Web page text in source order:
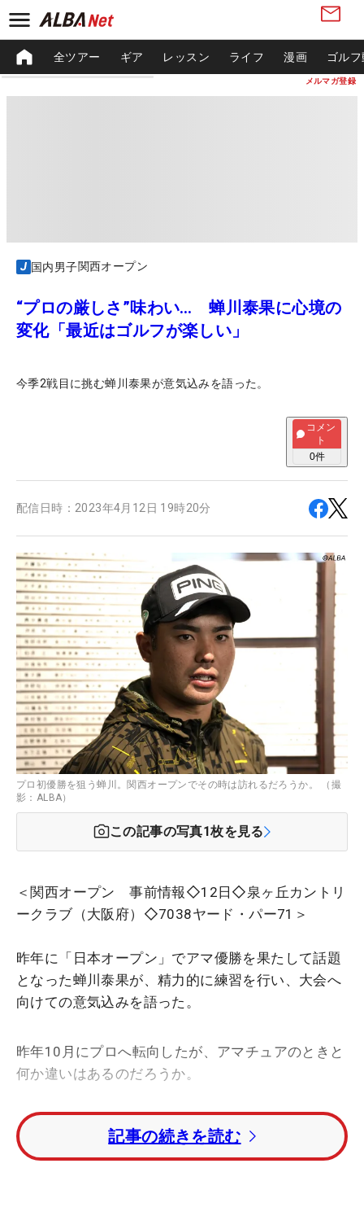
メルマガ登録
全ツアー ギア レッスン ライフ 漫画 ゴル
国内男子関西オープン
“プロの厳しさ”味わい… 蝉川泰果に心境の
変化「最近はゴルフが楽しい」
今季2戦目に挑む蝉川泰果が意気込みを語った。
コメン
ト
0件
配信日時： 2023年4月12日 19時20分
プロ初優勝を狙う蝉川。関西オープンでその時は訪れるだろうか。 （撮
影：ALBA）
この記事の写真1枚を見る
＜関西オープン 事前情報◇12日◇泉ヶ丘カントリ
ークラブ（大阪府）◇7038ヤード・パー71＞
昨年に「日本オープン」でアマ優勝を果たして話題
となった蝉川泰果が、精力的に練習を行い、大会へ
向けての意気込みを語った。
昨年10月にプロへ転向したが、アマチュアのときと
何か違いはあるのだろうか。
「プロは生活がかかっているので、上位に入ってい
くと賞金額が上がります。試合への打ち込み方がア
マチュア時代と変わりました。一番違うのは、最近
記事の続きを読む